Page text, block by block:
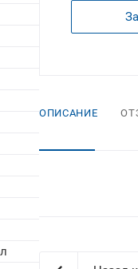
ОПИСАНИЕ